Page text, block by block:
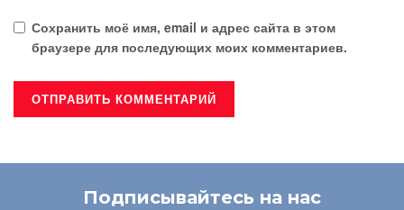
Сохранить моё имя, email и адрес сайта в этом
браузере для последующих моих комментариев.
Подписывайтесь на нас